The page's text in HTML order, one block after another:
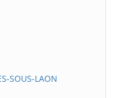
SOUS-LAON